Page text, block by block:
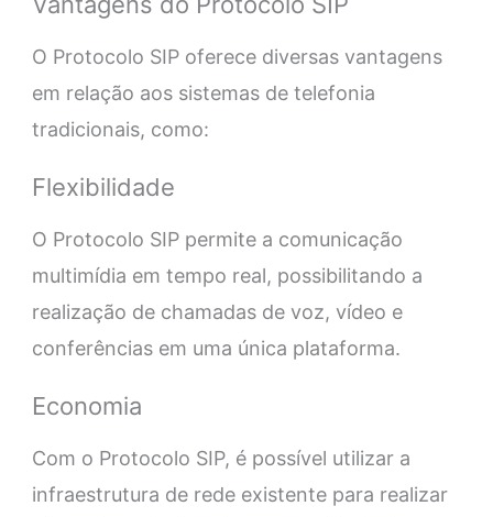
O Protocolo SIP oferece diversas vantagens
em relação aos sistemas de telefonia
tradicionais, como:
Flexibilidade
O Protocolo SIP permite a comunicação
multimídia em tempo real, possibilitando a
realização de chamadas de voz, vídeo e
conferências em uma única plataforma.
Economia
Com o Protocolo SIP, é possível utilizar a
infraestrutura de rede existente para realizar